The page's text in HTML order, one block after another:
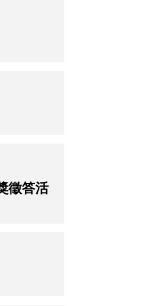
徵答活